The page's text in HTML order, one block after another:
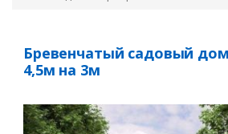
Бревенчатый садовый
4,5м на 3м